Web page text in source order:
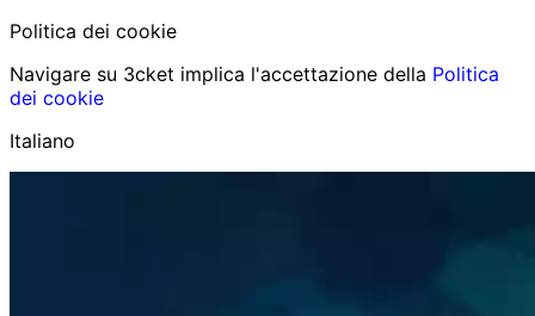
Politica dei cookie
Navigare su 3cket implica l'accettazione della Politica
dei cookie
Italiano